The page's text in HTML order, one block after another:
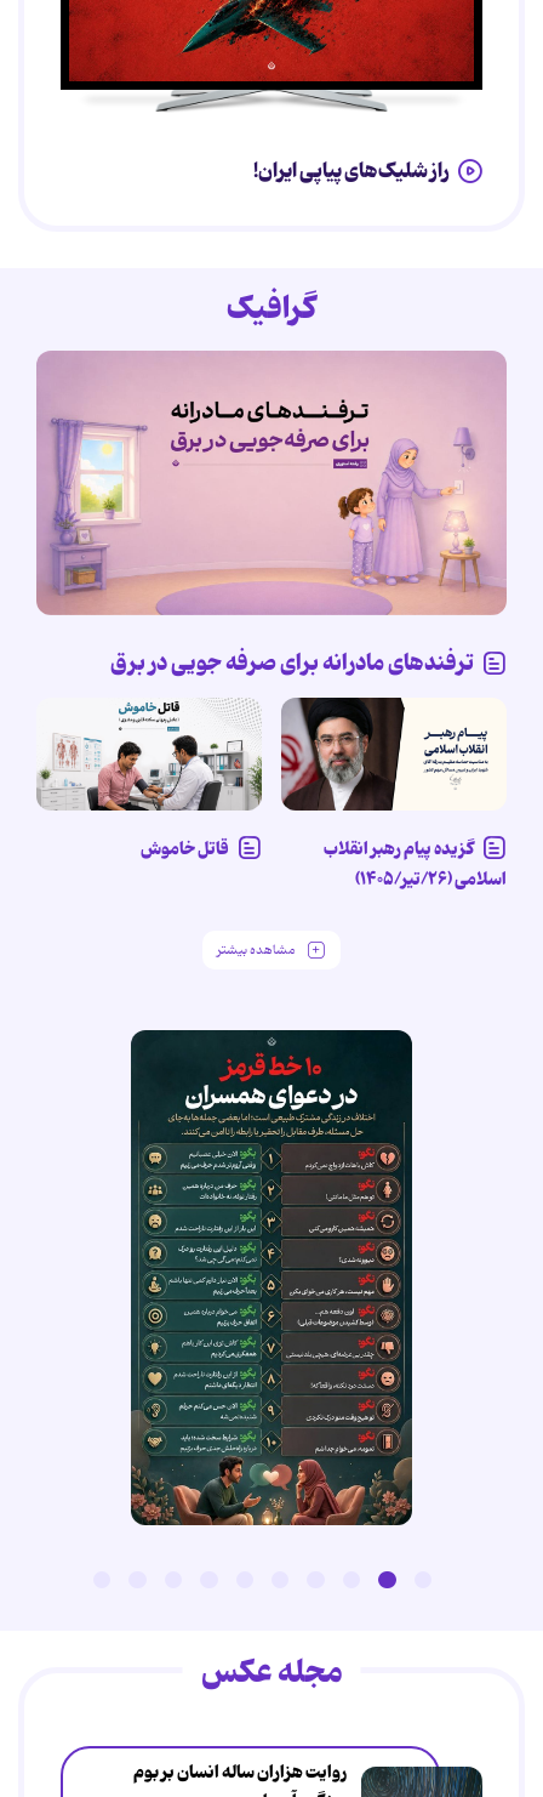
راز شلیک‌های پیاپی ایران!
گرافیک
ترفندهای مادرانه برای صرفه جویی در برق
گزیده پیام رهبر انقلاب
اسلامی (۲۶/تیر/۱۴۰۵)
قاتل خاموش
مشاهده بیشتر
مجله عکس
روایت هزاران ساله انسان بر بوم